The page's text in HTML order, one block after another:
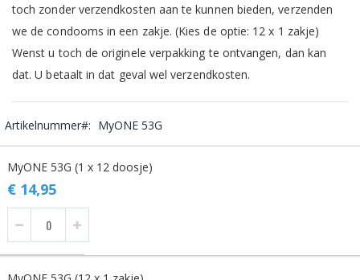
toch zonder verzendkosten aan te kunnen bieden, verzenden
we de condooms in een zakje. (Kies de optie: 12 x 1 zakje)
Wenst u toch de originele verpakking te ontvangen, dan kan
dat. U betaalt in dat geval wel verzendkosten.
Artikelnummer MyONE 53G
productitems
MyONE 53G (1 x 12 doosje)
€ 14,95